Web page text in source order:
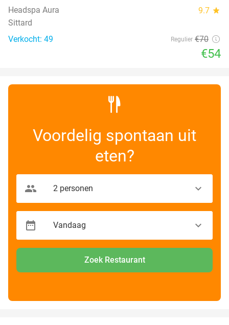
Headspa Aura 9.7 star
Sittard
Verkocht: 49
Regulier €70
€54
Voordelig spontaan uit
eten?
Zoek Restaurant